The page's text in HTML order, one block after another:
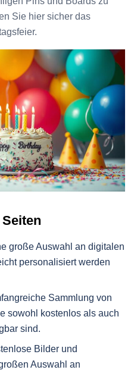
Sie hier sicher das
große Auswahl an digitalen
personalisiert werden
Sammlung von
sowohl kostenlos als auch
sind.
Bilder und
Auswahl an